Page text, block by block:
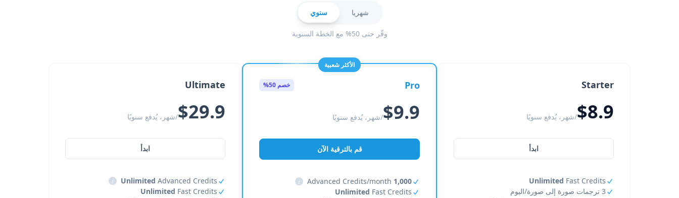
شهريا سنوي
وفّر حتى 50% مع الخطة السنوية
Starter
$8.9/شهر، يُدفع سنويًا
ابدأ
Unlimited Fast Credits
3 ترجمات صورة إلى صورة/اليوم
الأكثر شعبية
Pro خصم 50%
$9.9/شهر، يُدفع سنويًا
قم بالترقية الآن
1,000
i
Unlimited Fast Credits
Ultimate
$29.9/شهر، يُدفع سنويًا
ابدأ
Unlimited Advanced Credits
i
Unlimited Fast Credits